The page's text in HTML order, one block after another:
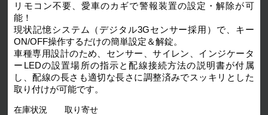
リモコン不要、愛車のカギで警報装置の設定・解除が可
能！
現状記憶システム（デジタル3Gセンサー採用）で、キー
ON/OFF操作するだけの簡単設定＆解錠。
車種専用設計のため、センサー、サイレン、インジケータ
ーLEDの設置場所の指示と配線接続方法の説明書が付属
し、配線の長さも適切な長さに調整済みでスッキリとした
取り付けが可能です。
在庫状況 取り寄せ